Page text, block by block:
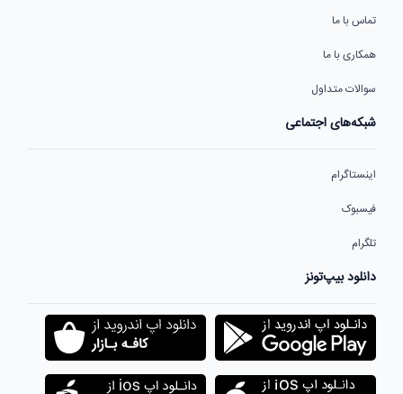
تماس با ما
همکاری با ما
سوالات متداول
شبکه‌های اجتماعی
اینستاگرام
فیسبوک
تلگرام
دانلود بیپ‌تونز